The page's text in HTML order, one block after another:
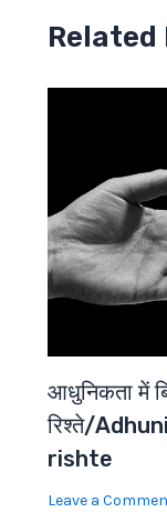
Related
आधुनिकता में
रिश्ते/
rishte
Leave a